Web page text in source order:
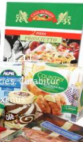
نحن
Curabitur